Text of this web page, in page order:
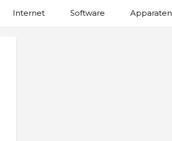
Internet Software Apparaten